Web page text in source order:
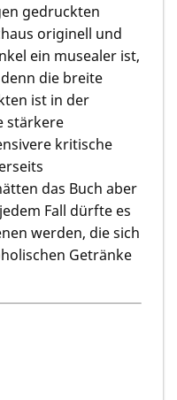
gedruckten
originell und
ein musealer ist,
die breite
ist in der
stärkere
kritische
das Buch aber
Fall dürfte es
werden, die sich
Getränke